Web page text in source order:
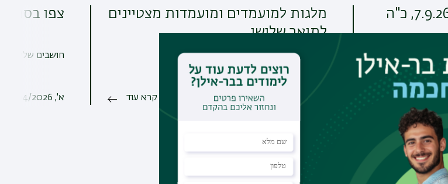
ספרות בית שני
הספרים החיצוניים; מגילות מדבר יהודה;
יום פתוח בקמפוס: שני, 7.9.26, כ"ה
קרא עוד
מלגות למועמדים ומועמדות מצטיינים
לתואר שלישי
קרא עוד
צפו
חושבים
א', 19/04/2026 - 15:08
לכל ההודעות